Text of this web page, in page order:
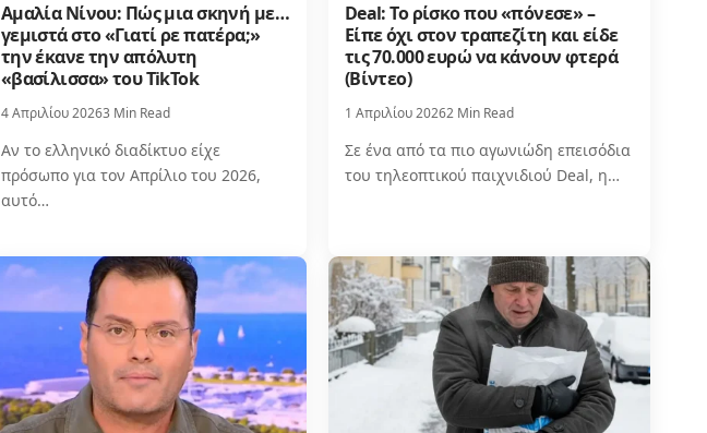
Αμαλία Νίνου: Πώς μια σκηνή με…
γεμιστά στο «Γιατί ρε πατέρα;»
την έκανε την απόλυτη
«βασίλισσα» του TikTok
4 Απριλίου 20263 Min Read
Αν το ελληνικό διαδίκτυο είχε
πρόσωπο για τον Απρίλιο του 2026,
αυτό…
Deal: Το ρίσκο που «πόνεσε» –
Είπε όχι στον τραπεζίτη και είδε
τις 70.000 ευρώ να κάνουν φτερά
(Βίντεο)
1 Απριλίου 20262 Min Read
Σε ένα από τα πιο αγωνιώδη επεισόδια
του τηλεοπτικού παιχνιδιού Deal, η…